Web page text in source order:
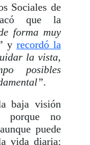
Sociales de
que la
forma muy
y recordó la
la vista,
posibles
.
baja visión
porque no
puede
vida diaria: